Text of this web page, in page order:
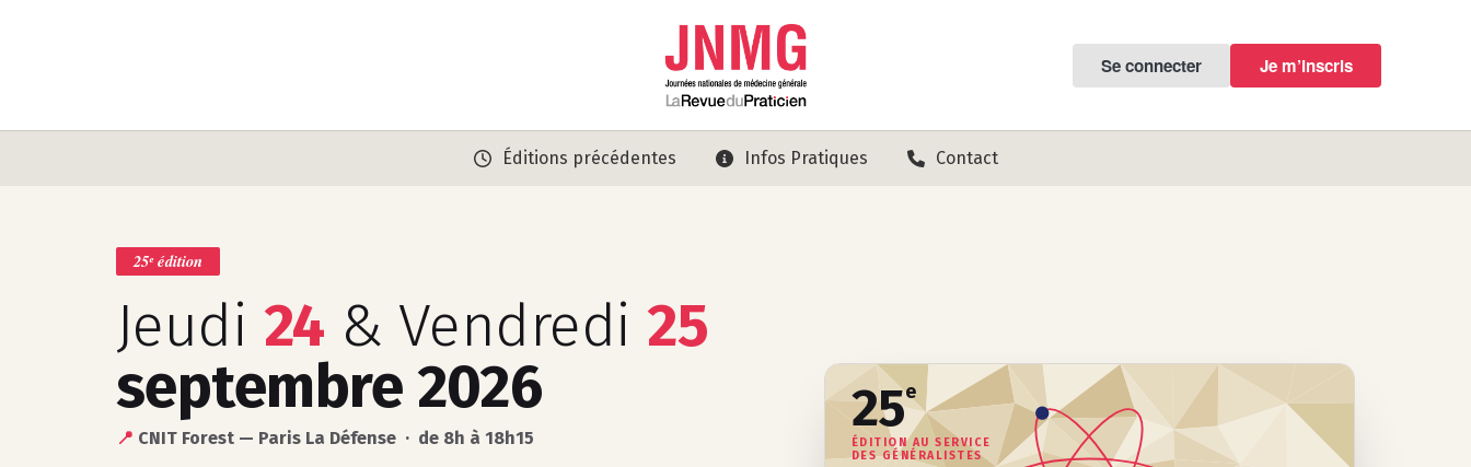
Se connecter Je m’inscris
Éditions précédentes Infos Pratiques Contact
25ᵉ édition
Jeudi 24 & Vendredi 25
septembre 2026
📍 CNIT Forest — Paris La Défense · de 8h à 18h15 25e
ÉDITION AU SERVICE
DES GÉNÉRALISTES